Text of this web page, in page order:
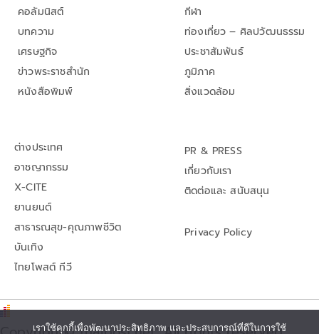
คอลัมนิสต์
บทความ
เศรษฐกิจ
ข่าวพระราชสำนัก
หนังสือพิมพ์
กีฬา
ท่องเที่ยว – ศิลปวัฒนธรรม
ประชาสัมพันธ์
ภูมิภาค
สิ่งแวดล้อม
ต่างประเทศ
อาชญากรรม
X-CITE
ยานยนต์
สาธารณสุข-คุณภาพชีวิต
บันเทิง
ไทยโพสต์ ทีวี
PR & PRESS
เกี่ยวกับเรา
ติดต่อและ สนับสนุน
Privacy Policy
เราใช้คุกกี้เพื่อพัฒนาประสิทธิภาพ และประสบการณ์ที่ดีในการใช้